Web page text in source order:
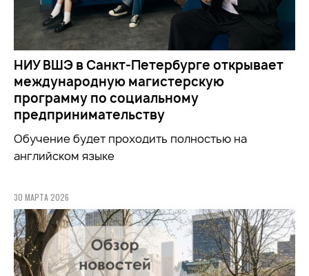
НИУ ВШЭ в Санкт-Петербурге открывает
международную магистерскую
программу по социальному
предпринимательству
Обучение будет проходить полностью на
английском языке
30 МАРТА 2026